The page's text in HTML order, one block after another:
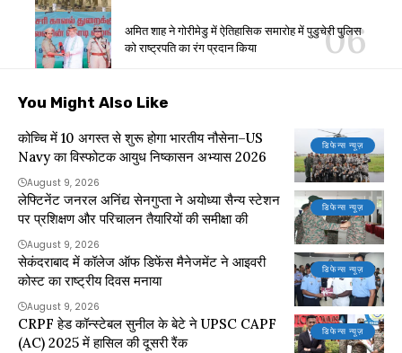
अमित शाह ने गोरीमेडु में ऐतिहासिक समारोह में पुडुचेरी पुलिस
को राष्ट्रपति का रंग प्रदान किया
You Might Also Like
डिफेन्स न्यूज़
कोच्चि में 10 अगस्त से शुरू होगा भारतीय नौसेना–US
Navy का विस्फोटक आयुध निष्कासन अभ्यास 2026
August 9, 2026
डिफेन्स न्यूज़
लेफ्टिनेंट जनरल अनिंद्य सेनगुप्ता ने अयोध्या सैन्य स्टेशन
पर प्रशिक्षण और परिचालन तैयारियों की समीक्षा की
August 9, 2026
डिफेन्स न्यूज़
सेकंदराबाद में कॉलेज ऑफ डिफेंस मैनेजमेंट ने आइवरी
कोस्ट का राष्ट्रीय दिवस मनाया
August 9, 2026
डिफेन्स न्यूज़
CRPF हेड कॉन्स्टेबल सुनील के बेटे ने UPSC CAPF
(AC) 2025 में हासिल की दूसरी रैंक